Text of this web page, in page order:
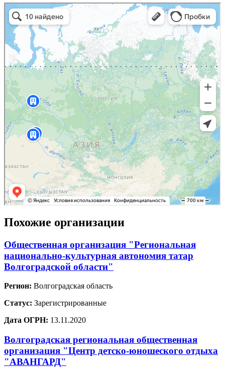
Похожие организации
Общественная организация "Региональная
национально-культурная автономия татар
Волгоградской области"
Регион: Волгоградская область
Статус: Зарегистрированные
Дата ОГРН: 13.11.2020
Волгоградская региональная общественная
организация "Центр детско-юношеского отдыха
"АВАНГАРД"